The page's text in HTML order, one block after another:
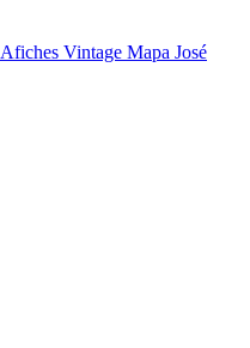
Afiches Vintage Mapa José